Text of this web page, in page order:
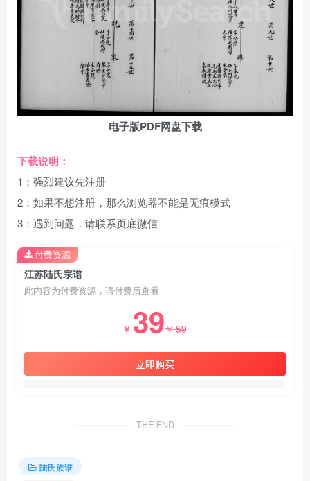
电子版PDF网盘下载
下载说明：
1：强烈建议先注册
2：如果不想注册，那么浏览器不能是无痕模式
3：遇到问题，请联系页底微信
江苏陆氏宗谱
此内容为付费资源，请付费后查看
￥ 39￥59
立即购买
付费资源
THE END
陆氏族谱